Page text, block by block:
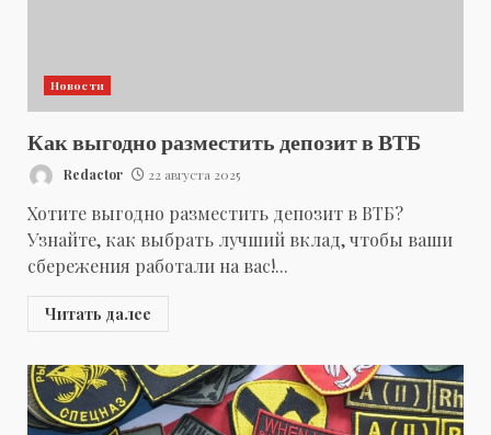
Новости
Как выгодно разместить депозит в ВТБ
Redactor 22 августа 2025
Хотите выгодно разместить депозит в ВТБ?
Узнайте, как выбрать лучший вклад, чтобы ваши
сбережения работали на вас!...
Читать далее